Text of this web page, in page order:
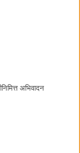
अभिवादन